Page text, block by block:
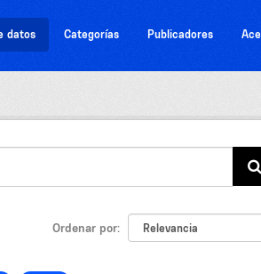
datos Categorías Publicadores
Ordenar por